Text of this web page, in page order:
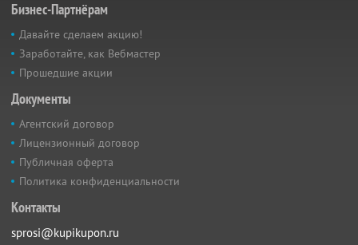
Бизнес-Партнёрам
Давайте сделаем акцию!
Заработайте, как Вебмастер
Прошедшие акции
Документы
Агентский договор
Лицензионный договор
Публичная оферта
Политика конфиденциальности
Контакты
sprosi@kupikupon.ru